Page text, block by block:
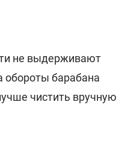
не выдерживают
обороты барабана
чистить вручную